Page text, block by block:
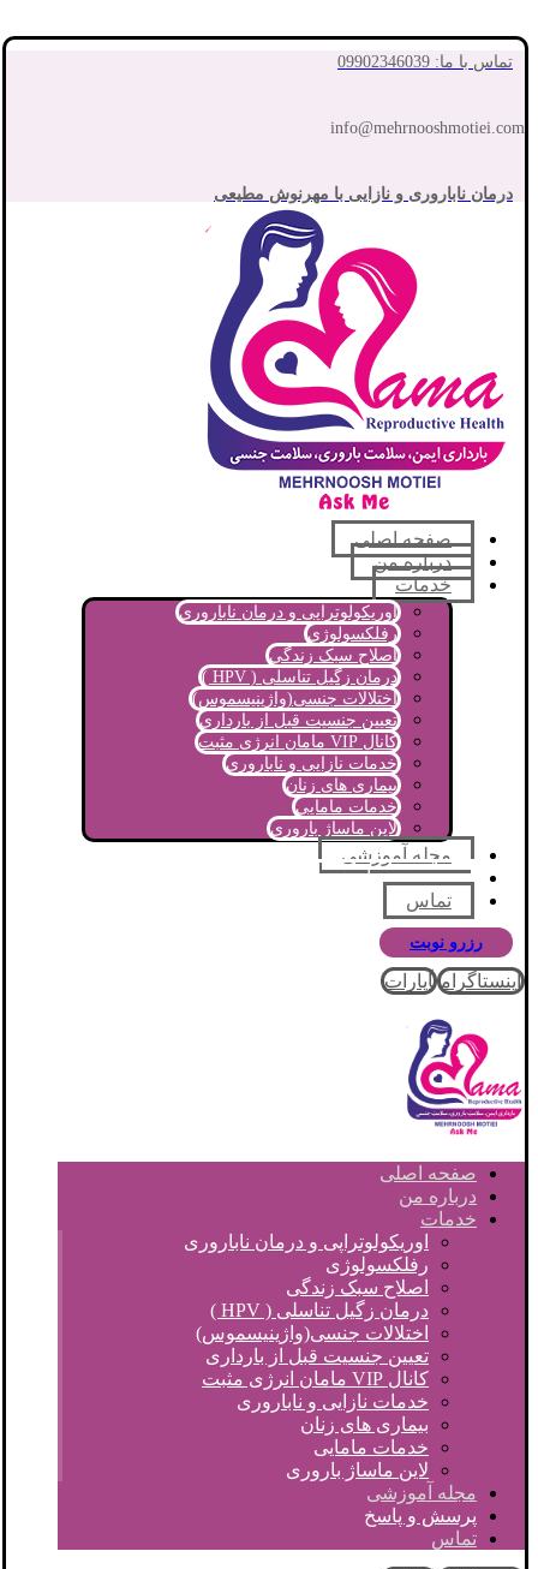
تماس با ما: 09902346039
info@mehrnooshmotiei.com
درمان ناباروری و نازایی با مهرنوش مطیعی
صفحه اصلی
درباره من
خدمات
اوریکولوتراپی و درمان ناباروری
رفلکسولوژی
اصلاح سبک زندگی
درمان زگیل تناسلی ( HPV )
اختلالات جنسی(واژینیسموس)
تعیین جنسیت قبل از بارداری
کانال VIP مامان انرژی مثبت
خدمات نازایی و ناباروری
بیماری های زنان
خدمات مامایی
لاین ماساژ باروری
مجله آموزشی
پرسش و پاسخ
تماس
رزرو نوبت
اینستاگرام آپارات
صفحه اصلی
درباره من
خدمات
اوریکولوتراپی و درمان ناباروری
رفلکسولوژی
اصلاح سبک زندگی
درمان زگیل تناسلی ( HPV )
اختلالات جنسی(واژینیسموس)
تعیین جنسیت قبل از بارداری
کانال VIP مامان انرژی مثبت
خدمات نازایی و ناباروری
بیماری های زنان
خدمات مامایی
لاین ماساژ باروری
مجله آموزشی
پرسش و پاسخ
تماس